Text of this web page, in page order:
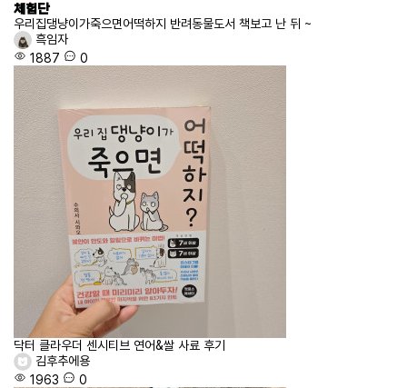
체험단
우리집댕냥이가죽으면어떡하지 반려동물도서 책보고 난 뒤 ~
흑임자
1887
0
닥터 클라우더 센시티브 연어&쌀 사료 후기
김후추에용
1963
0